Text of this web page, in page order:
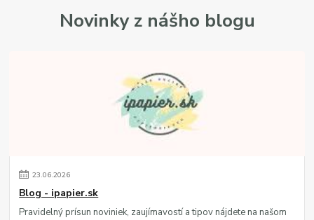
Novinky z nášho blogu
23.06.2026
Blog - ipapier.sk
Pravidelný prísun noviniek, zaujímavostí a tipov nájdete na našom